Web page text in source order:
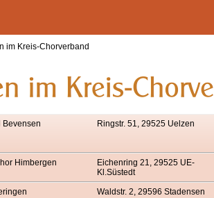
im Kreis-Chorverband
Bevensen Ringstr. 51, 29525 Uelzen
Himbergen
Eichenring 21, 29525 UE-
Kl.Süstedt
Waldstr. 2, 29596 Stadensen